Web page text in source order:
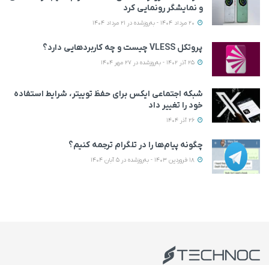
و نمایشگر رونمایی کرد
پروتکل VLESS چیست و چه کاربردهایی دارد؟
شبکه اجتماعی ایکس برای حفظ توییتر، شرایط استفاده
خود را تغییر داد
چگونه پیام‌ها را در تلگرام ترجمه کنیم؟